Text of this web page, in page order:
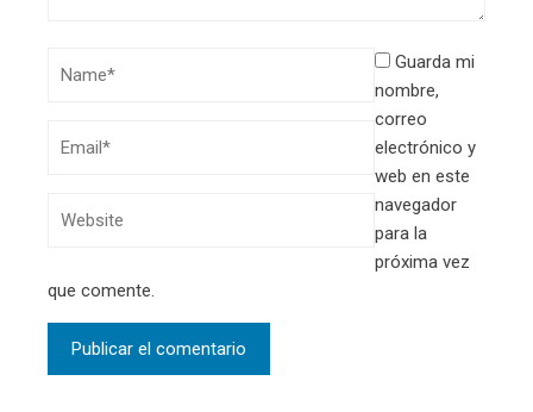
Guarda mi
nombre,
correo
electrónico y
web en este
navegador
para la
próxima vez
que comente.